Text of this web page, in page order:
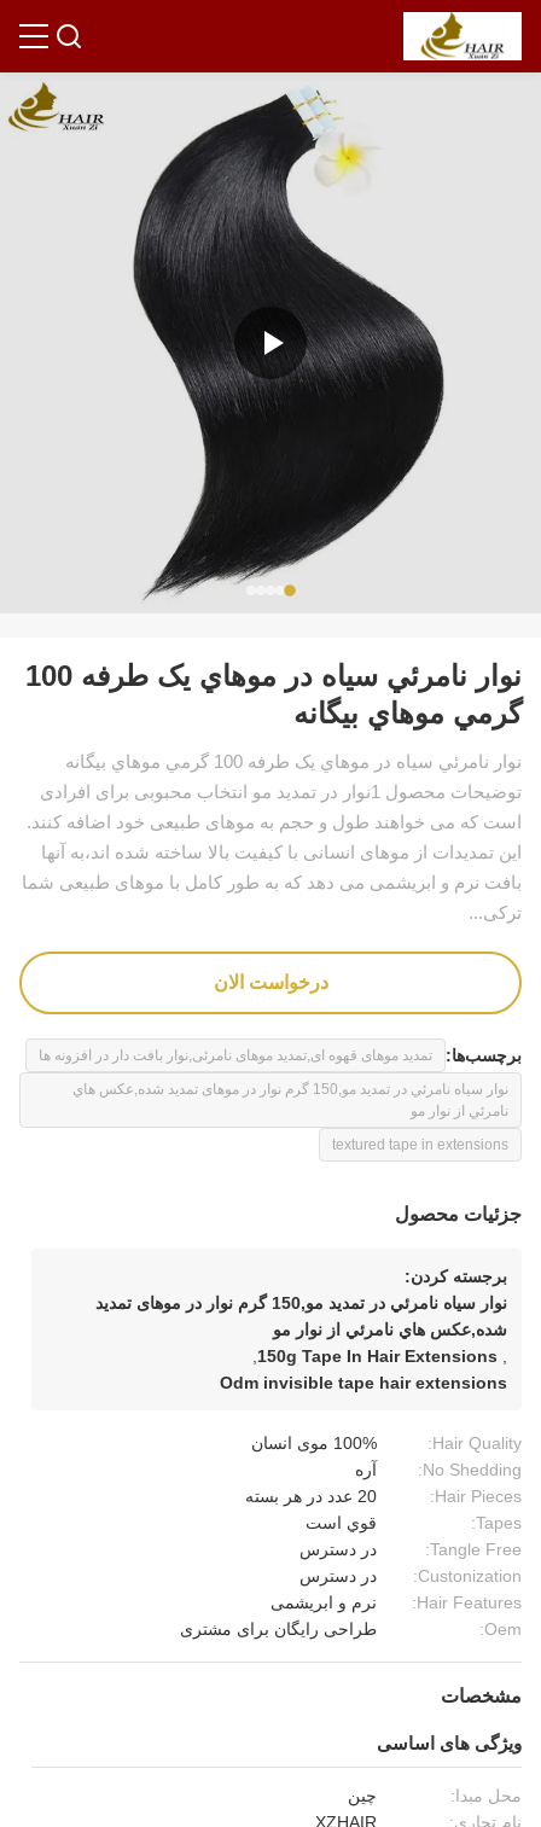
نوار نامرئي سياه در موهاي يک طرفه 100
گرمي موهاي بيگانه
نوار نامرئي سياه در موهاي يک طرفه 100 گرمي موهاي بيگانه
توضیحات محصول 1نوار در تمدید مو انتخاب محبوبی برای افرادی
است که می خواهند طول و حجم به موهای طبیعی خود اضافه کنند.
این تمدیدات از موهای انسانی با کیفیت بالا ساخته شده اند،به آنها
بافت نرم و ابریشمی می دهد که به طور کامل با موهای طبیعی شما
ترکی...
درخواست الان
برچسب‌ها:
تمدید موهای قهوه ای,تمدید موهای نامرئی,نوار بافت دار در افزونه ها
نوار سياه نامرئي در تمديد مو,150 گرم نوار در موهای تمدید شده,عكس هاي
نامرئي از نوار مو
textured tape in extensions
جزئیات محصول
برجسته کردن:
نوار سياه نامرئي در تمديد مو,150 گرم نوار در موهای تمدید
شده,عكس هاي نامرئي از نوار مو
150g Tape In Hair Extensions
Odm invisible tape hair extensions
Hair Quality:
100% موی انسان
No Shedding:
آره
Hair Pieces:
20 عدد در هر بسته
Tapes:
قوي است
Tangle Free:
در دسترس
Custonization:
در دسترس
Hair Features:
نرم و ابریشمی
Oem:
طراحی رایگان برای مشتری
مشخصات
ویژگی های اساسی
محل مبدا:
چین
نام تجاری:
XZHAIR